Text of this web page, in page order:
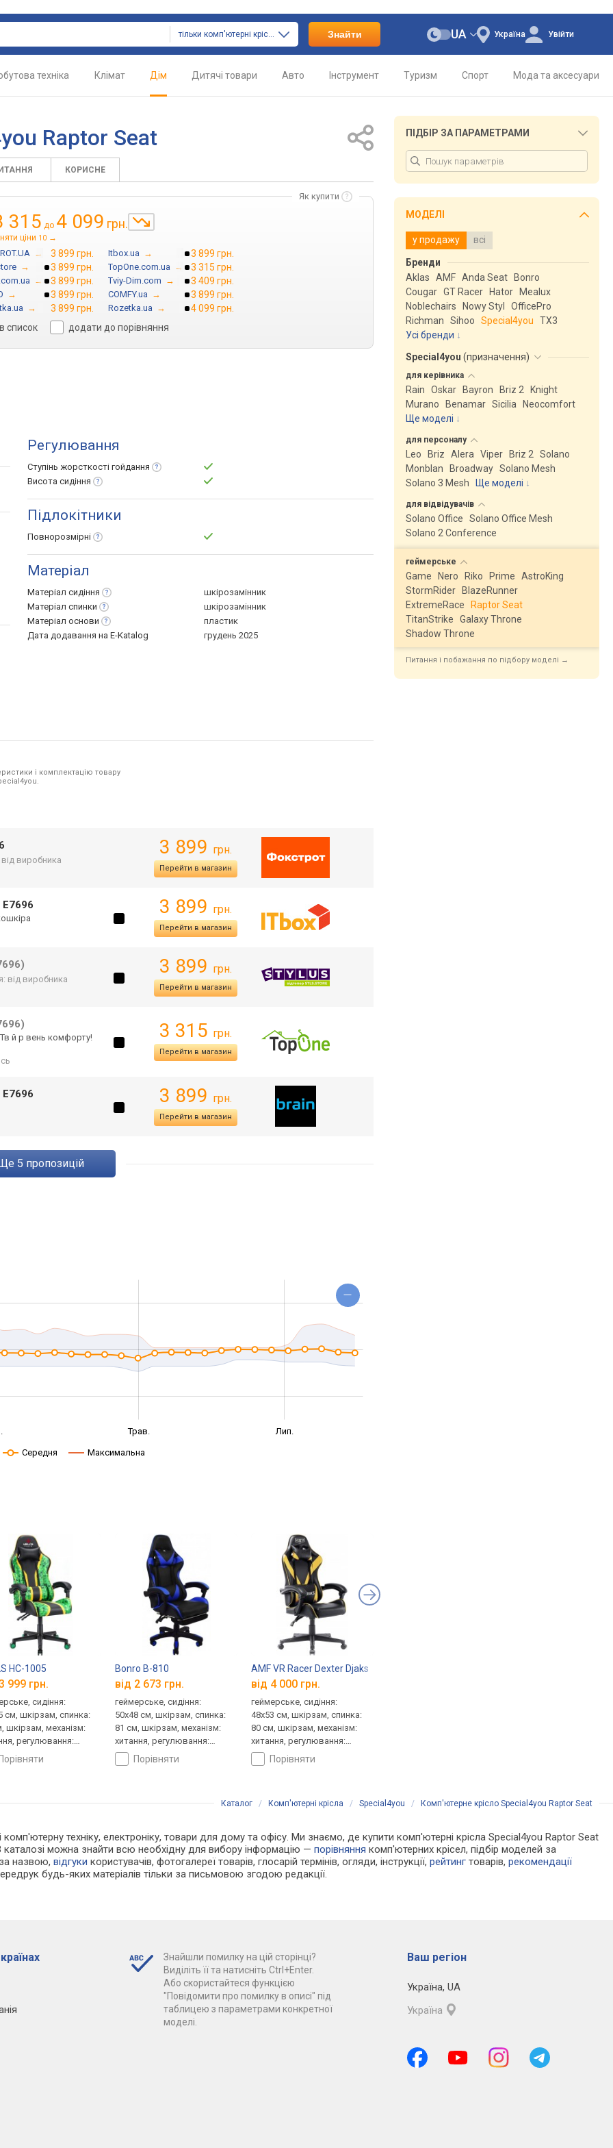
тільки комп'ютерні крісла Знайти Україна
UA Увійти
техніка Клімат Дім Дитячі товари Авто Інструмент Туризм Спорт Мода та аксесуари
Raptor Seat
КОРИСНЕ
Як купити
315 до 4 099 грн.
ціни 10 →
→ 3 899 грн. Itbox.ua → 3 899 грн.
→ 3 899 грн. TopOne.com.ua → 3 315 грн.
→ 3 899 грн. Tviy-Dim.com → 3 409 грн.
→ 3 899 грн. COMFY.ua → 3 899 грн.
→ 3 899 грн. Rozetka.ua →
4 099 грн.
в список
додати до порівняння
Регулювання
Ступінь жорсткості гойдання
Висота сидіння
Підлокітники
Повнорозмірні
Матеріал
Матеріал сидіння
шкірозамінник
Матеріал спинки
шкірозамінник
Матеріал основи
пластик
Дата додавання на E-Katalog
грудень 2025
і комплектацію товару
від виробника
3 899 грн.
Перейти в магазин
E7696 3 899 грн.
Перейти в магазин
від виробника
3 899 грн.
Перейти в магазин
й р вень комфорту!
3 315 грн.
Перейти в магазин
E7696 3 899 грн.
Перейти в магазин
ще 5 пропозицій
Трав. Лип.
Середня Максимальна
HC-1005
999 грн.
сидіння:
см, шкірзам, спинка:
шкірзам, механізм:
регулювання:
жорсткості
порівняти
Bonro B-810
від 2 673 грн.
геймерське, сидіння:
50x48 см, шкірзам, спинка:
81 см, шкірзам, механізм:
хитання, регулювання:
нахилу, висоти, жорсткості
порівняти
AMF VR Racer Dexter Djaks
від 4 000 грн.
геймерське, сидіння:
48x53 см, шкірзам, спинка:
80 см, шкірзам, механізм:
хитання, регулювання:
нахилу, висоти, жорсткості
порівняти
ПІДБІР ЗА ПАРАМЕТРАМИ
МОДЕЛІ
у продажу всі
Бренди
Aklas
AMF Anda Seat
Bonro
Cougar GT Racer Hator
Mealux
Noblechairs
Nowy Styl
OfficePro
Richman
Sihoo Special4you
ТX3
Усі бренди
Special4you (призначення)
для керівника
Rain Oskar Bayron Briz 2
Knight
Murano
Benamar Sicilia
Neocomfort
Ще моделі ↓
для персоналу
Leo Briz Alera Viper Briz 2
Solano
Monblan
Broadway Solano Mesh
Solano 3 Mesh
Ще моделі ↓
для відвідувачів
Solano Office
Solano Office Mesh
Solano 2 Conference
геймерське
Game Nero Riko Prime
AstroKing
StormRider
BlazeRunner
ExtremeRace
Raptor Seat
TitanStrike
Galaxy Throne
Shadow Throne
Питання і побажання по підбору моделі →
Каталог / Комп'ютерні крісла / Special4you / Комп'ютерне крісло Special4you Raptor Seat
комп'ютерну техніку, електроніку, товари для дому та офісу. Ми знаємо, де купити комп'ютерні крісла Special4you Raptor Seat
можна знайти всю необхідну для вибору інформацію —порівняння комп'ютерних крісел, підбір моделей за
назвою,відгуки користувачів, фотогалереї товарів, глосарій термінів, огляди, інструкції,рейтинг товарів,рекомендації
будь-яких матеріалів тільки за письмовою згодою редакції.
Знайшли помилку на цій сторінці?
Виділіть її та натисніть Ctrl+Enter.
Або скористайтеся функцією
"Повідомити про помилку в описі" під
таблицею з параметрами конкретної
моделі.
Ваш регіон
Україна, UA
Україна